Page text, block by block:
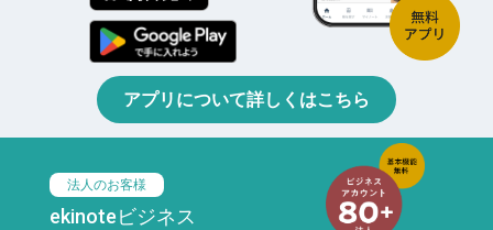
アプリについて詳しくはこちら
法人のお客様
ekinoteビジネス